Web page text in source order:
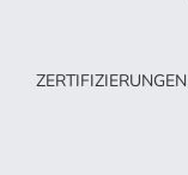
ZERTIFIZIERUNGEN